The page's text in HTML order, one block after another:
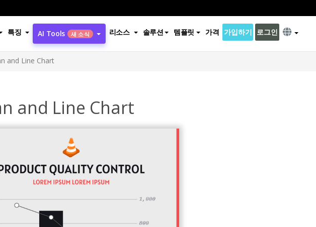
특징 AI Tools 새 소식 리소스 솔루션 템플릿 가격 가입하기 로그인
and Line Chart
and Line Chart